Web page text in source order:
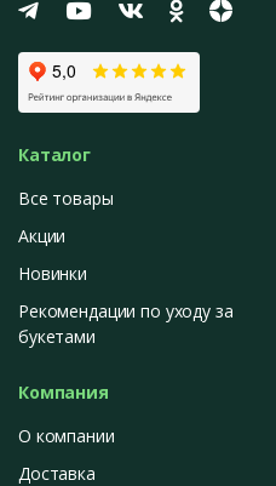
Каталог
Все товары
Акции
Новинки
Рекомендации по уходу за
букетами
Компания
О компании
Доставка